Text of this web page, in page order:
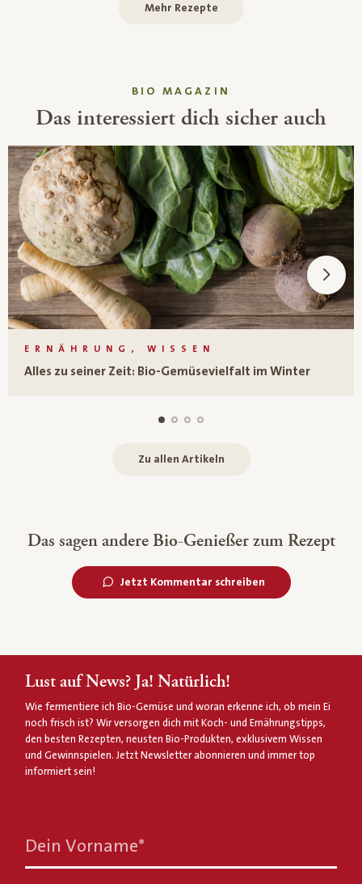
Mehr Rezepte
BIO MAGAZIN
Das interessiert dich sicher auch
ERNÄHRUNG, WISSEN
Alles zu seiner Zeit: Bio-Gemüsevielfalt im Winter
Zu allen Artikeln
Das sagen andere Bio-Genießer zum Rezept
Jetzt Kommentar schreiben
Lust auf News? Ja! Natürlich!
Wie fermentiere ich Bio-Gemüse und woran erkenne ich, ob mein Ei
noch frisch ist? Wir versorgen dich mit Koch- und Ernährungstipps,
den besten Rezepten, neusten Bio-Produkten, exklusivem Wissen
und Gewinnspielen. Jetzt Newsletter abonnieren und immer top
informiert sein!
Dein Vorname*